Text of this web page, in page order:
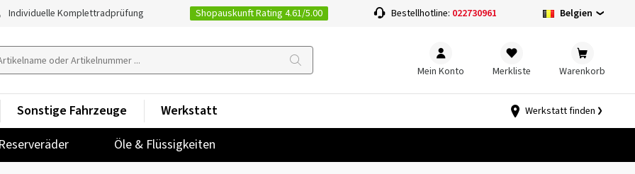
Individuelle Komplettradprüfung Shopauskunft Rating 4.61/5.00 Bestellhotline: 022730961 Belgien
Mein Konto Merkliste Warenkorb
Reserveräder Öle & Flüssigkeiten
Sonstige Fahrzeuge Werkstatt Werkstatt finden